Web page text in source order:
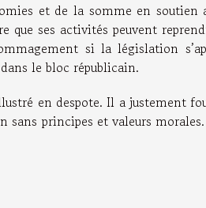
et de la somme en soutien
ses activités peuvent
si la législation
le bloc républicain.
en despote. Il a justement
principes et valeurs